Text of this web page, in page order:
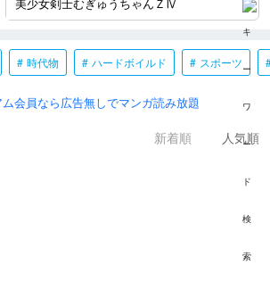
時代物 ハードボイルド スポーツ
新着順 人気順